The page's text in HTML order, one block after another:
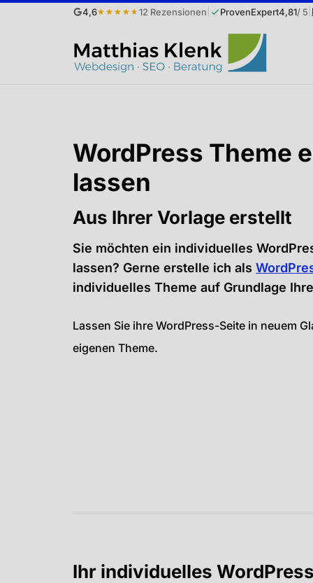
4,6★★★★★ 12 Rezensionen ProvenExpert4,81/ 5
hier:
WordPress Theme
lassen
Aus Ihrer Vorlage erstellt
Sie möchten ein individuelles
lassen? Gerne erstelle ich als
individuelles Theme auf Grundlage
Lassen Sie ihre WordPress-Seite in neuem
eigenen Theme.
Ihr individuelles